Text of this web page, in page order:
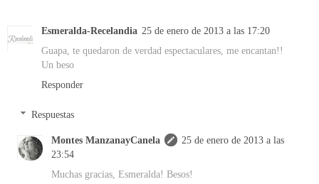
Esmeralda-Recelandia 25 de enero de 2013 a las 17:20
Guapa, te quedaron de verdad espectaculares, me encantan!!
Un beso
Responder
Respuestas
Montes ManzanayCanela
25 de enero de 2013 a las
23:54
Muchas gracias, Esmeralda! Besos!